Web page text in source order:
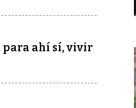
para ahí sí, vivir